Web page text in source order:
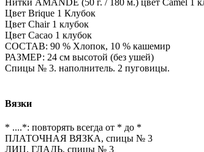
Нитки AMANDE (50 г. / 180 м.) цвет Camel 1
Цвет Brique 1 Клубок
Цвет Chair 1 клубок
Цвет Cacao 1 клубок
СОСТАВ: 90 % Хлопок, 10 % кашемир
РАЗМЕР: 24 см высотой (без ушей)
Спицы № 3. наполнитель. 2 пуговицы.
Вязки
* ....*: повторять всегда от * до *
ПЛАТОЧНАЯ ВЯЗКА, спицы № 3
ЛИЦ. ГЛАДЬ, спицы № 3